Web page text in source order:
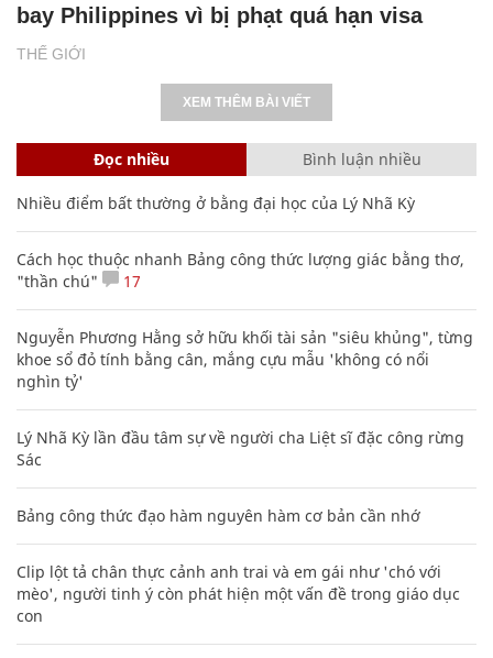
THẾ GIỚI
bay Philippines vì bị phạt quá hạn visa
XEM THÊM BÀI VIẾT
Đọc nhiều Bình luận nhiều
Nhiều điểm bất thường ở bằng đại học của Lý Nhã Kỳ
Cách học thuộc nhanh Bảng công thức lượng giác bằng thơ,
"thần chú"
17
Nguyễn Phương Hằng sở hữu khối tài sản "siêu khủng", từng
khoe sổ đỏ tính bằng cân, mắng cựu mẫu 'không có nổi
nghìn tỷ'
Lý Nhã Kỳ lần đầu tâm sự về người cha Liệt sĩ đặc công rừng
Sác
Bảng công thức đạo hàm nguyên hàm cơ bản cần nhớ
Clip lột tả chân thực cảnh anh trai và em gái như 'chó với
mèo', người tinh ý còn phát hiện một vấn đề trong giáo dục
con